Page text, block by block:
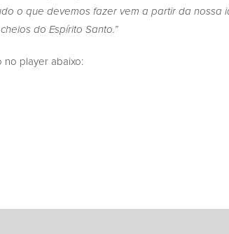
o que devemos fazer vem a partir da nossa
do Espírito Santo.”
no player abaixo: